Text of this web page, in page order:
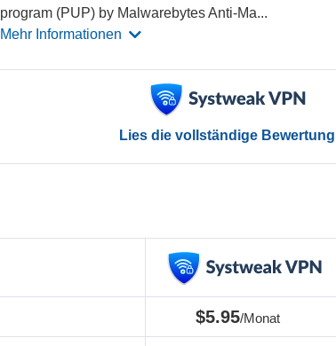
program (PUP) by Malwarebytes Anti-Ma...
Mehr Informationen
Lies die vollständige Bewertung
$5.95/Monat